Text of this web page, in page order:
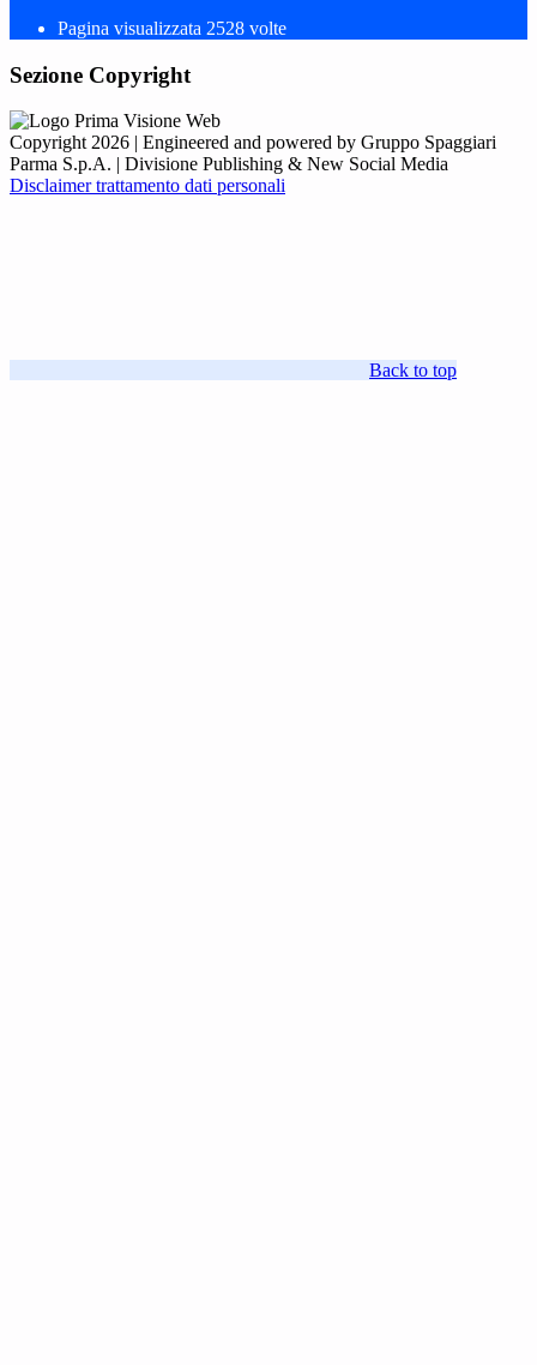
Pagina visualizzata 2528 volte
Sezione Copyright
Copyright 2026 | Engineered and powered by Gruppo Spaggiari
Parma S.p.A. | Divisione Publishing & New Social Media
Disclaimer trattamento dati personali
Back to top